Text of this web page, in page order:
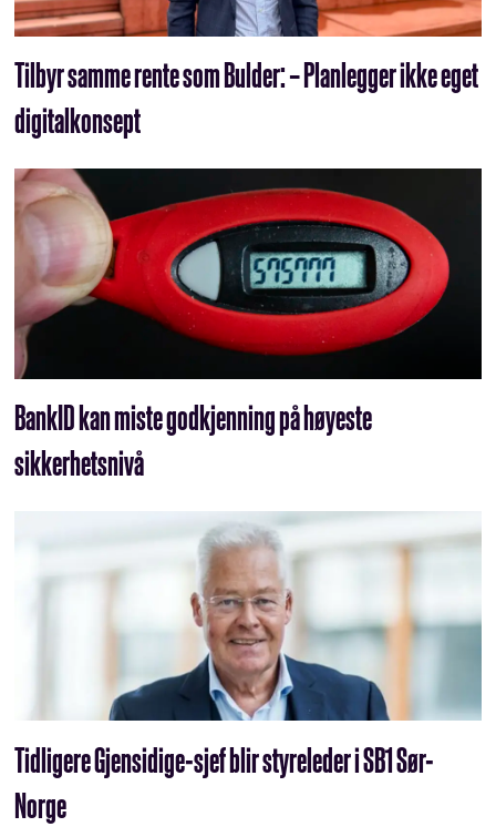
Tilbyr samme rente som Bulder: – Planlegger ikke eget
digitalkonsept
BankID kan miste godkjenning på høyeste
sikkerhetsnivå
Tidligere Gjensidige-sjef blir styreleder i SB1 Sør-
Norge